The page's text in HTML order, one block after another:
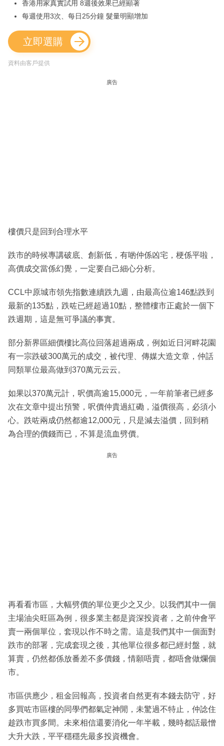
香港用家真實試用 8週後效果已經顯著
每週使用3次、每日25分鐘 髮量明顯增加
立即選購
資料由客戶提供
廣告
樓價只是回到合理水平
跌市的時候專講破底、創新低，有啲仲係凶宅，梗係平啦，
高價成交當係幻覺，一定要自己細心分析。
CCL中原城市領先指數連續跌九週，由最高位逾146點跌到
最新的135點，跌咗已經超過10點，整體樓市正處於一個下
跌週期，這是無可爭議的事實。
部分新界區細價樓比高位回落超過兩成，例如近日河畔花園
有一宗跌破300萬元的成交，被代理、傳媒大造文章，仲話
同類單位最高做到370萬元云云。
如果以370萬元計，呎價高逾15,000元，一年前筆者已經多
次在文章中提出預警，呎價仲貴過紅磡，溢價很高，必須小
心。跌咗兩成仍然都逾12,000元，只是減去溢價，回到稍
為合理的價錢而已，不算是流血劈價。
廣告
再看看市區，大幅劈價的單位更少之又少。以我們其中一個
主場油尖旺區為例，很多業主都是資深投資者，之前仲會平
賣一兩個單位，套現以作不時之需。這是我們其中一個面對
跌市的部署，完成套現之後，其他單位很多都已經封盤，就
算賣，仍然都係放番差不多價錢，情願唔賣，都唔會做爛個
市。
市區供應少，租金回報高，投資者自然更有本錢去防守，好
多買咗市區樓的同學們都氣定神閒，未驚過不特止，仲諗住
趁跌市買多間。未來相信還要消化一年半載，幾時都話最憎
大升大跌，平平穩穩先最多投資機會。